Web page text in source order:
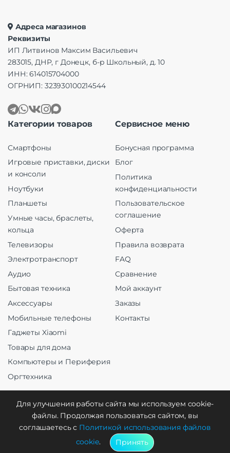
Адреса магазинов
Реквизиты
ИП Литвинов Максим Васильевич
283015, ДНР, г Донецк, б-р Школьный, д. 10
ИНН: 614015704000
ОГРНИП: 323930100214544
Категории товаров
Смартфоны
Игровые приставки, диски
и консоли
Ноутбуки
Планшеты
Умные часы, браслеты,
кольца
Телевизоры
Электротранспорт
Аудио
Бытовая техника
Аксессуары
Мобильные телефоны
Гаджеты Xiaomi
Товары для дома
Компьютеры и Периферия
Оргтехника
Сервисное меню
Бонусная программа
Блог
Политика
конфиденциальности
Пользовательское
соглашение
Оферта
Правила возврата
FAQ
Сравнение
Мой аккаунт
Заказы
Контакты
Создание и продвижение
Для улучшения работы сайта мы используем cookie-
файлы. Продолжая пользоваться сайтом, вы
соглашаетесь с Политикой использования файлов
cookie. Принять